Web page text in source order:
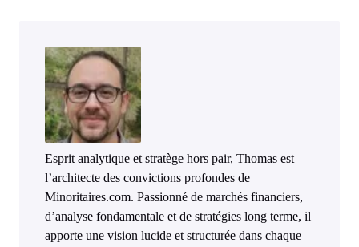
Esprit analytique et stratège hors pair, Thomas est
l’architecte des convictions profondes de
Minoritaires.com. Passionné de marchés financiers,
d’analyse fondamentale et de stratégies long terme, il
apporte une vision lucide et structurée dans chaque